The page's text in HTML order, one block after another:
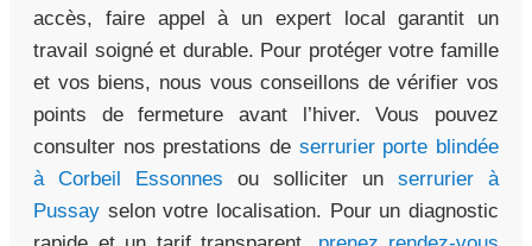
accès, faire appel à un expert local garantit un
travail soigné et durable. Pour protéger votre famille
et vos biens, nous vous conseillons de vérifier vos
points de fermeture avant l’hiver. Vous pouvez
consulter nos prestations de serrurier porte blindée
à Corbeil Essonnes ou solliciter un serrurier à
Pussay selon votre localisation. Pour un diagnostic